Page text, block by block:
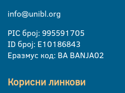
info@unibl.org
PIC број: 995591705
ID број: E10186843
Еразмус код: BA BANJA02
Корисни линкови